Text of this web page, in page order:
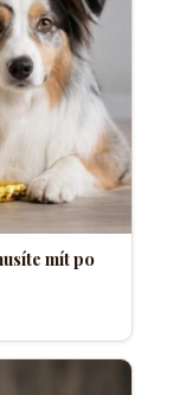
mít po